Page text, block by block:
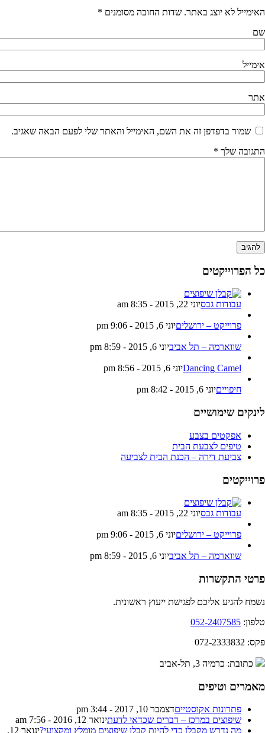
לא יוצג באתר. שדות החובה מסומנים*
שמור בדפדפן זה את השם, האימייל והאתר שלי לפעם הבאה שאגיב.
שלך*
הפרוייקטים
עבודות גבסיוני 22, 2015 - 8:35 am
פרוייקט – ירושליםיוני 6, 2015 - 9:06 pm
שווארמה – תל אביביוני 6, 2015 - 8:59 pm
Dancing Camelיוני 6, 2015 - 8:56 pm
חיפוייםיוני 6, 2015 - 8:42 pm
שימושיים
אפקטים בצבע
טיפים לצבעת הבית
צביעת דירה – הכנת הבית לצביעה
עבודות גבסיוני 22, 2015 - 8:35 am
פרוייקט – ירושליםיוני 6, 2015 - 9:06 pm
שווארמה – תל אביביוני 6, 2015 - 8:59 pm
התקשרות
להגיע אליכם לפגישת ייעוץ ראשונית.
052-2407585
2333832
כתובת: כרמיה 3, תל-אביב
וטיפים
פתרונות אקוסטייםדצמבר 10, 2017 - 3:44 pm
שיפוצים במרכז – דברים שכדאי לדעתינואר 12, 2016 - 7:56 am
מה נדרש מקבלן כדי להיות קבלן שיפוצים מומלץ ומקצועי?
ינואר 12,